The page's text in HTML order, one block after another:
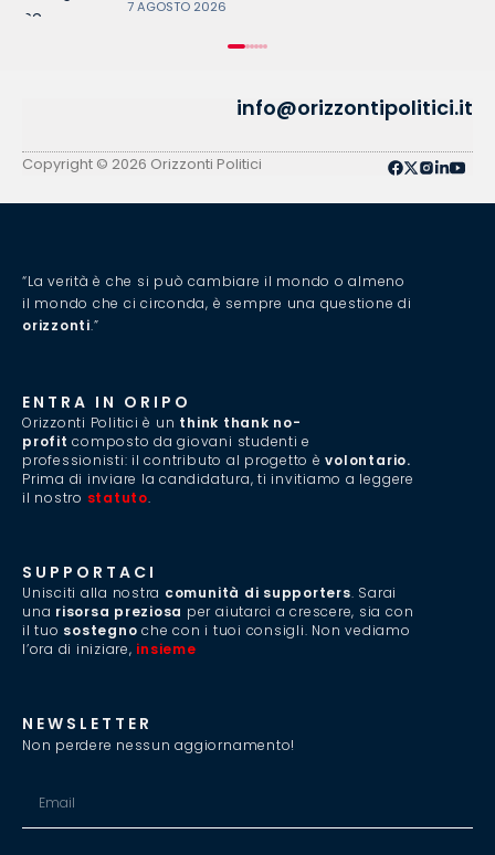
7 AGOSTO 2026
info@orizzontipolitici.it
Copyright © 2026 Orizzonti Politici
“La verità è che si può cambiare il mondo o almeno
il mondo che ci circonda, è sempre una questione di
orizzonti.”
ENTRA IN ORIPO
Orizzonti Politici è un think thank no-
profit composto da giovani studenti e
professionisti: il contributo al progetto èvolontario.
Prima di inviare la candidatura, ti invitiamo a leggere
il nostro statuto.
SUPPORTACI
Unisciti alla nostra comunità di supporters. Sarai
una risorsa preziosa per aiutarci a crescere, sia con
il tuo sostegno che con i tuoi consigli. Non vediamo
l’ora di iniziare, insieme
NEWSLETTER
Non perdere nessun aggiornamento!